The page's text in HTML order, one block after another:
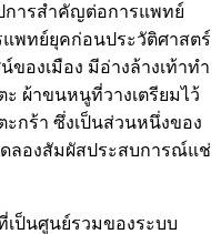
ารสำคัญต่อการแพทย์
แพทย์ยุคก่อนประวัติศาสตร์
ของเมือง มีอ่างล้างเท้าทำ
ผ้าขนหนูที่วางเตรียมไว้
กร้า ซึ่งเป็นส่วนหนึ่งของ
ลองสัมผัสประสบการณ์แช่
นศูนย์รวมของระบบ